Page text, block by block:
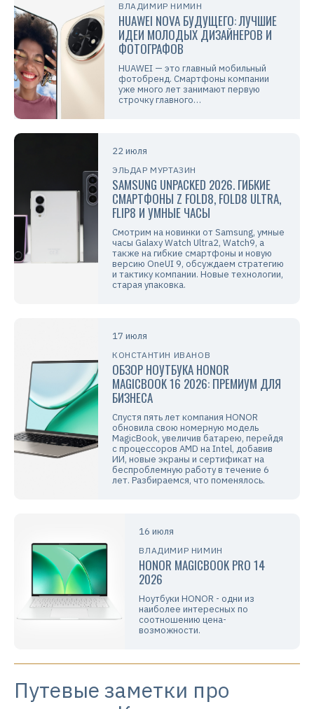
ВЛАДИМИР НИМИН
HUAWEI NOVA БУДУЩЕГО: ЛУЧШИЕ
ИДЕИ МОЛОДЫХ ДИЗАЙНЕРОВ И
ФОТОГРАФОВ
HUAWEI — это главный мобильный
фотобренд. Смартфоны компании
уже много лет занимают первую
строчку главного…
22 июля
ЭЛЬДАР МУРТАЗИН
SAMSUNG UNPACKED 2026. ГИБКИЕ
СМАРТФОНЫ Z FOLD8, FOLD8 ULTRA,
FLIP8 И УМНЫЕ ЧАСЫ
Смотрим на новинки от Samsung, умные
часы Galaxy Watch Ultra2, Watch9, а
также на гибкие смартфоны и новую
версию OneUI 9, обсуждаем стратегию
и тактику компании. Новые технологии,
старая упаковка.
17 июля
КОНСТАНТИН ИВАНОВ
ОБЗОР НОУТБУКА HONOR
MAGICBOOK 16 2026: ПРЕМИУМ ДЛЯ
БИЗНЕСА
Спустя пять лет компания HONOR
обновила свою номерную модель
MagicBook, увеличив батарею, перейдя
с процессоров AMD на Intel, добавив
ИИ, новые экраны и сертификат на
беспроблемную работу в течение 6
лет. Разбираемся, что поменялось.
16 июля
ВЛАДИМИР НИМИН
HONOR MAGICBOOK PRO 14
2026
Ноутбуки HONOR - одни из
наиболее интересных по
соотношению цена-
возможности.
Путевые заметки про